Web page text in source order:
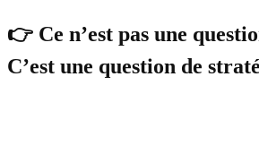
👉 Ce n’est pas une
C’est une question de